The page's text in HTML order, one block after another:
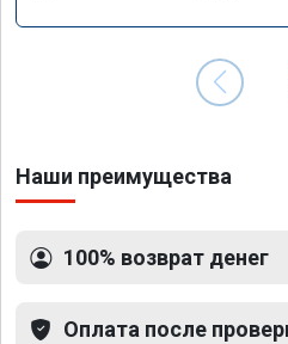
Наши преимущества
100% возврат денег
Оплата после